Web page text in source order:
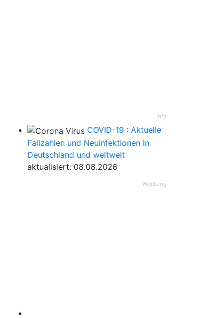
Info
COVID-19 : Aktuelle
Fallzahlen und Neuinfektionen in
Deutschland und weltweit
aktualisiert: 08.08.2026
Werbung